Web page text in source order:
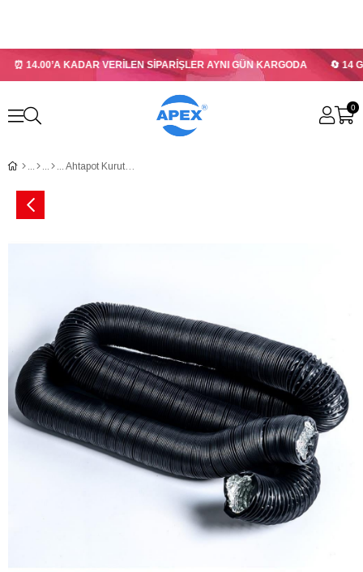
⏰ 14.00’A KADAR VERİLEN SİPARİŞLER AYNI GÜN KARGODA 🔄 14
0
Ahtapot Kurutma Hortumu